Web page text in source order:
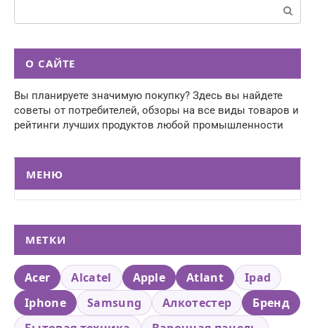
Поиск:
О САЙТЕ
Вы планируете значимую покупку? Здесь вы найдете
советы от потребителей, обзоры на все виды товаров и
рейтинги лучших продуктов любой промышленности
МЕНЮ
МЕТКИ
Acer Alcatel Apple Atlant
Ipad
Iphone
Samsung Алкотестер
Бренд